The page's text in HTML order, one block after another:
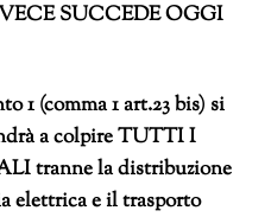
SUCCEDE OGGI
1 (comma 1 art.23 bis) si
a colpire TUTTI I
tranne la distribuzione
elettrica e il trasporto